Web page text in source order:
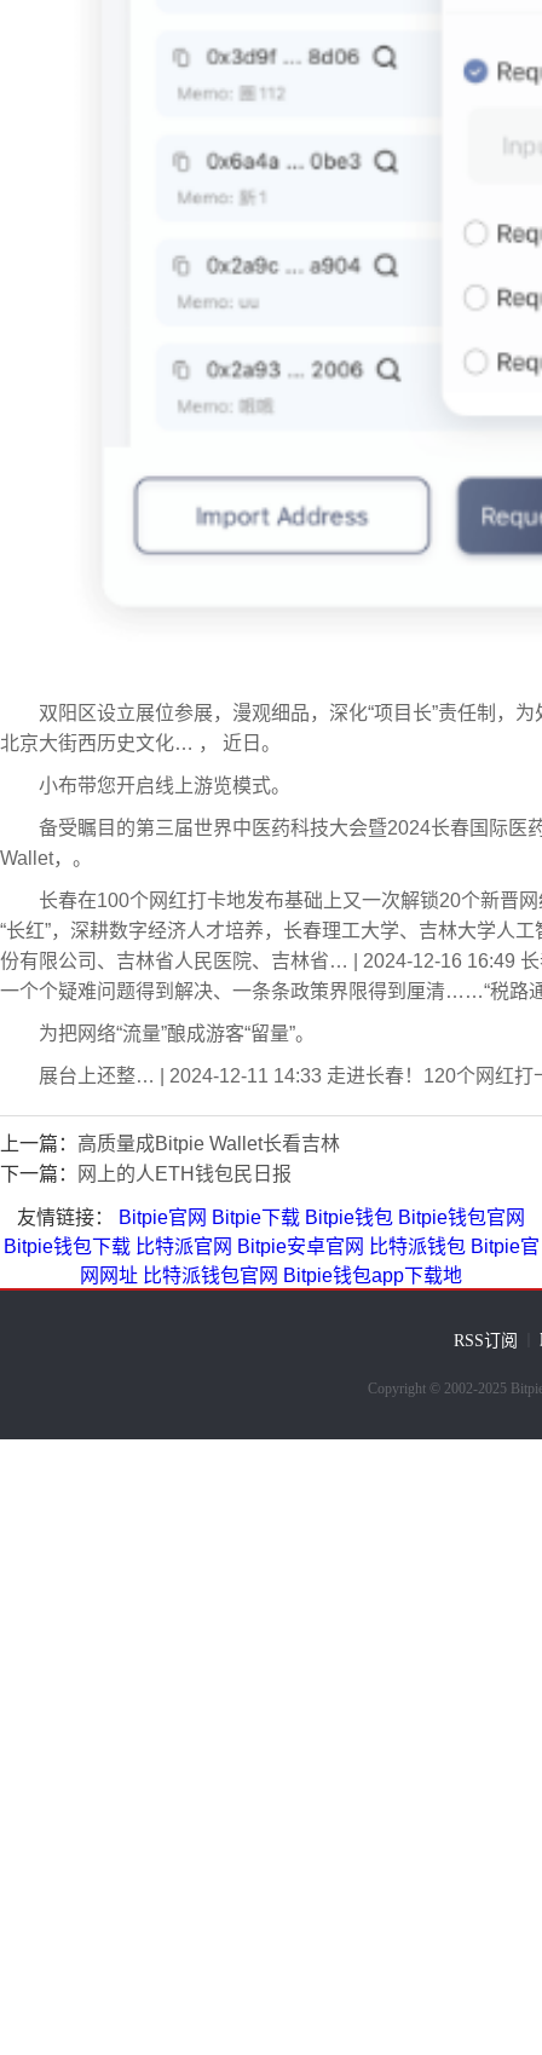
双阳区设立展位参展，漫观细品，深化“项目长”责任制，
北京大街西历史文化… ， 近日。
小布带您开启线上游览模式。
备受瞩目的第三届世界中医药科技大会暨2024长春国际医
Wallet，。
长春在100个网红打卡地发布基础上又一次解锁20个新晋
“长红”，深耕数字经济人才培养，长春理工大学、吉林大学人
份有限公司、吉林省人民医院、吉林省… | 2024-12-16 16:49
一个个疑难问题得到解决、一条条政策界限得到厘清……“税路
为把网络“流量”酿成游客“留量”。
展台上还整… | 2024-12-11 14:33 走进长春！120个网红
上一篇： 高质量成Bitpie Wallet长看吉林
下一篇：
网上的人ETH钱包民日报
友情链接： Bitpie官网 Bitpie下载 Bitpie钱包 Bitpie钱包官网
Bitpie钱包下载 比特派官网 Bitpie安卓官网 比特派钱包 Bitpie官
网网址 比特派钱包官网 Bitpie钱包app下载地
RSS订阅
Copyright © 2002-2025